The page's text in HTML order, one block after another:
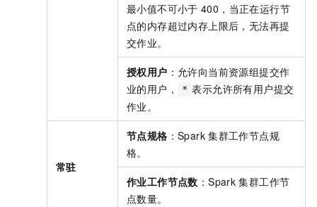
最小值不可小于 400，当正在运行节
点的内存超过内存上限后，无法再提
交作业。
授权用户 ：允许向当前资源组提交作
业的用户，
* 表示允许所有用户提交
作业。
常驻
节点规格 ：Spark 集群工作节点规
格。
作业工作节点数 ：Spark 集群工作节
点数量。